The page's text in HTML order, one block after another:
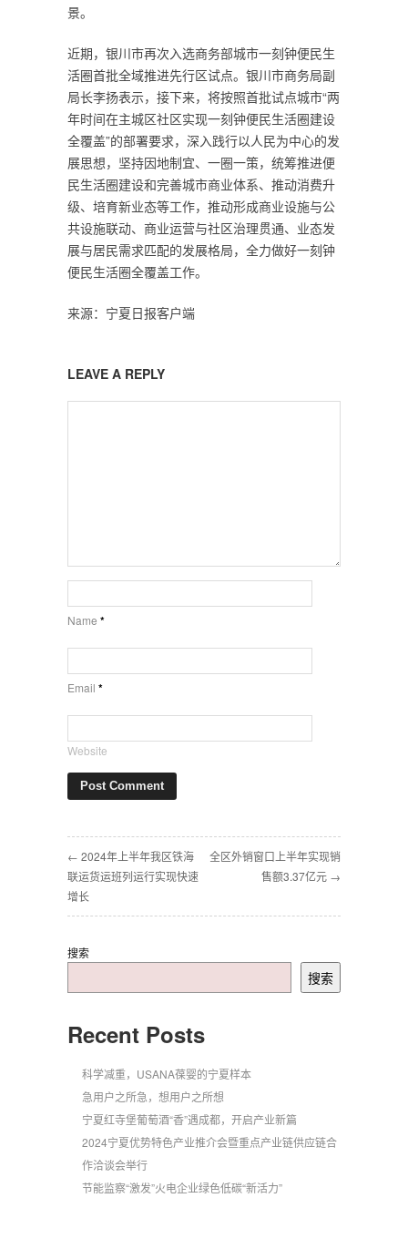
景。
近期，银川市再次入选商务部城市一刻钟便民生
活圈首批全域推进先行区试点。银川市商务局副
局长李扬表示，接下来，将按照首批试点城市“两
年时间在主城区社区实现一刻钟便民生活圈建设
全覆盖”的部署要求，深入践行以人民为中心的发
展思想，坚持因地制宜、一圈一策，统筹推进便
民生活圈建设和完善城市商业体系、推动消费升
级、培育新业态等工作，推动形成商业设施与公
共设施联动、商业运营与社区治理贯通、业态发
展与居民需求匹配的发展格局，全力做好一刻钟
便民生活圈全覆盖工作。
来源：宁夏日报客户端
LEAVE A REPLY
Name *
Email *
Website
← 2024年上半年我区铁海
联运货运班列运行实现快速
增长
全区外销窗口上半年实现销
售额3.37亿元 →
搜索
搜索
Recent Posts
科学减重，USANA葆婴的宁夏样本
急用户之所急，想用户之所想
宁夏红寺堡葡萄酒“香”遇成都，开启产业新篇
2024宁夏优势特色产业推介会暨重点产业链供应链合
作洽谈会举行
节能监察“激发”火电企业绿色低碳“新活力”